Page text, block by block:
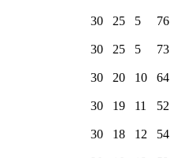
30 25 5 76
30 25 5 73
30 20 10 64
30 19 11 52
30 18 12 54